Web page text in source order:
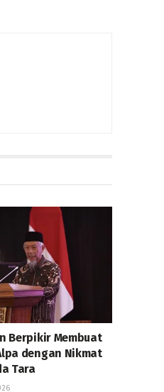
Berpikir Membuat
dengan Nikmat
Tara